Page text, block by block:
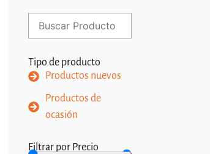
Tipo de producto
Productos nuevos
Productos de
ocasión
Filtrar por Precio